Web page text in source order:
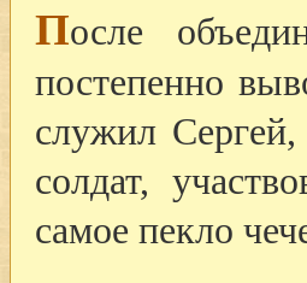
После
постепенно
служил
солдат,
самое пекло